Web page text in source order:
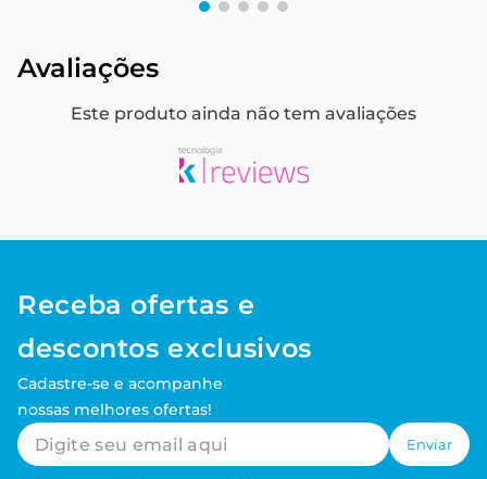
Avaliações
Este produto ainda não tem avaliações
Receba ofertas e
descontos exclusivos
Cadastre-se e acompanhe
nossas melhores ofertas!
Enviar